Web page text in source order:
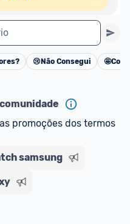
Cancelar
😢 Não Consegui 🤩
promoções dos termos
samsung